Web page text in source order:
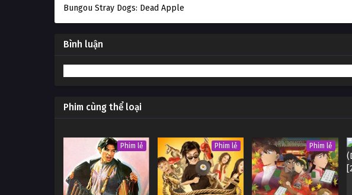
Bungou Stray Dogs: Dead Apple
Bình luận
Phim cùng thể loại
Phim lẻ Phim lẻ Phim lẻ